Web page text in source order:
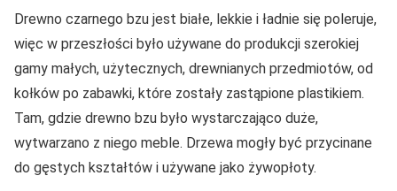
Drewno czarnego bzu jest białe, lekkie i ładnie się poleruje,
więc w przeszłości było używane do produkcji szerokiej
gamy małych, użytecznych, drewnianych przedmiotów, od
kołków po zabawki, które zostały zastąpione plastikiem.
Tam, gdzie drewno bzu było wystarczająco duże,
wytwarzano z niego meble. Drzewa mogły być przycinane
do gęstych kształtów i używane jako żywopłoty.